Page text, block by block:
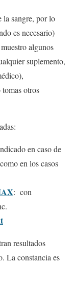
la sangre, por lo
es necesario)
algunos
suplemento,
otros
en caso de
en los casos
: con
resultados
La constancia es